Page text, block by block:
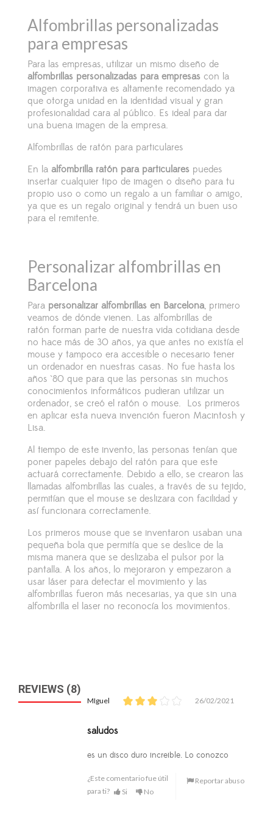
Alfombrillas personalizadas
para empresas
Para las empresas, utilizar un mismo diseño de
alfombrillas personalizadas para empresas con la
imagen corporativa es altamente recomendado ya
que otorga unidad en la identidad visual y gran
profesionalidad cara al público. Es ideal para dar
una buena imagen de la empresa.
Alfombrillas de ratón para particulares
En la alfombrilla ratón para particulares puedes
insertar cualquier tipo de imagen o diseño para tu
propio uso o como un regalo a un familiar o amigo,
ya que es un regalo original y tendrá un buen uso
para el remitente.
Personalizar alfombrillas en
Barcelona
Para personalizar alfombrillas en Barcelona, primero
veamos de dónde vienen. Las alfombrillas de
ratón forman parte de nuestra vida cotidiana desde
no hace más de 30 años, ya que antes no existía el
mouse y tampoco era accesible o necesario tener
un ordenador en nuestras casas. No fue hasta los
años `80 que para que las personas sin muchos
conocimientos informáticos pudieran utilizar un
ordenador, se creó el ratón o mouse. Los primeros
en aplicar esta nueva invención fueron Macintosh y
Lisa.
Al tiempo de este invento, las personas tenían que
poner papeles debajo del ratón para que este
actuará correctamente. Debido a ello, se crearon las
llamadas alfombrillas las cuales, a través de su tejido,
permitían que el mouse se deslizara con facilidad y
así funcionara correctamente.
Los primeros mouse que se inventaron usaban una
pequeña bola que permitía que se deslice de la
misma manera que se deslizaba el pulsor por la
pantalla. A los años, lo mejoraron y empezaron a
usar láser para detectar el movimiento y las
alfombrillas fueron más necesarias, ya que sin una
alfombrilla el laser no reconocía los movimientos.
REVIEWS (8)
MIguel 26/02/2021
saludos
es un disco duro increible. Lo conozco
¿Este comentario fue útil
para ti?
Si No
Reportar abuso